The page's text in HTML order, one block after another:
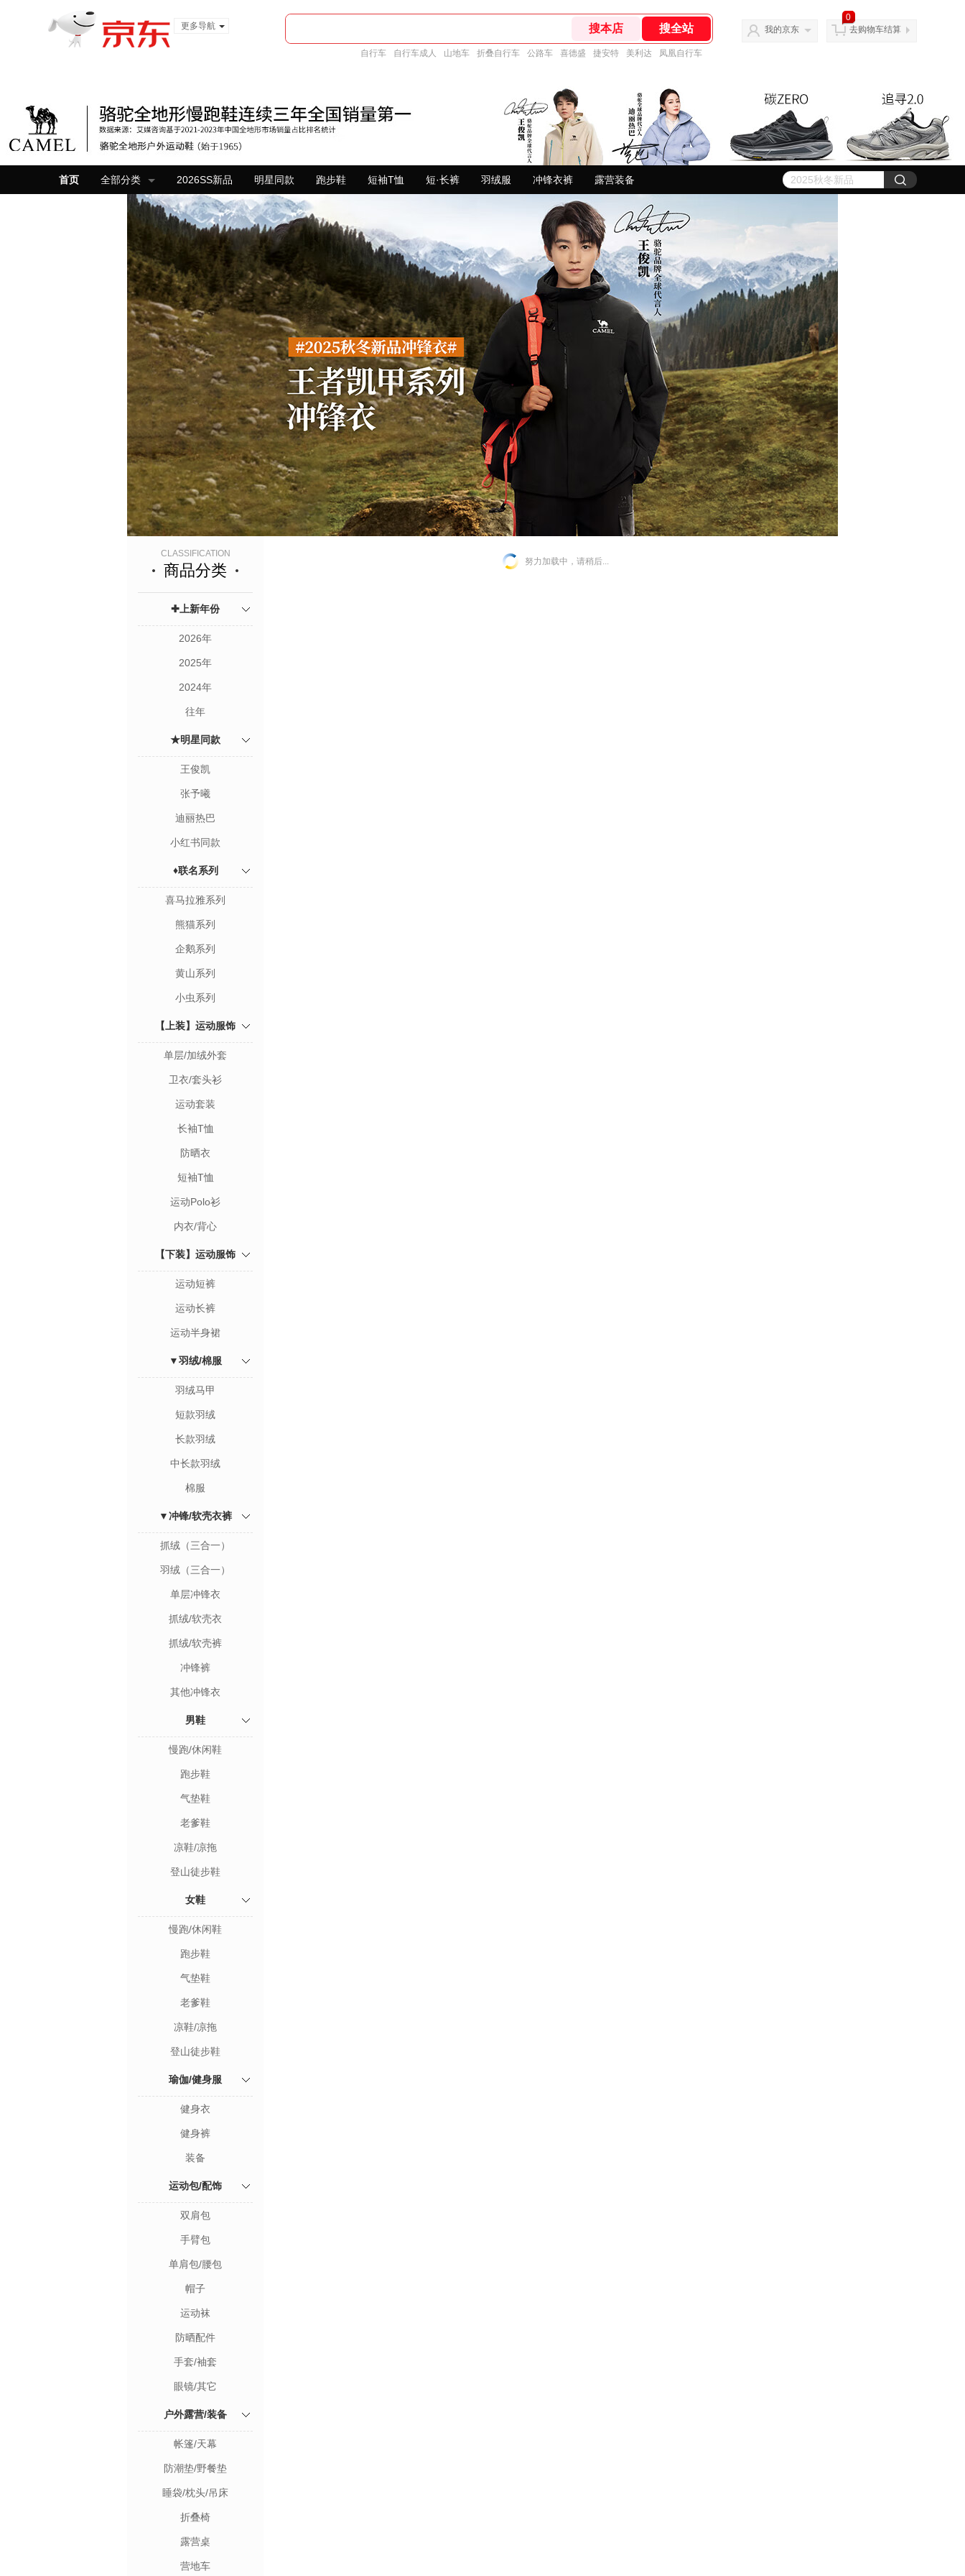
更多导航
自行车 自行车成人 山地车 折叠自行车 公路车 喜德盛 捷安特 美利达 凤凰自行车
我的京东
0
去购物车结算
首页 全部分类 2026SS新品 明星同款 跑步鞋 短袖T恤 短·长裤 羽绒服 冲锋衣裤 露营装备
CLASSIFICATION
商品分类
✚上新年份
2026年
2025年
2024年
往年
★明星同款
王俊凯
张予曦
迪丽热巴
小红书同款
♦联名系列
喜马拉雅系列
熊猫系列
企鹅系列
黄山系列
小虫系列
【上装】运动服饰
单层/加绒外套
卫衣/套头衫
运动套装
长袖T恤
防晒衣
短袖T恤
运动Polo衫
内衣/背心
【下装】运动服饰
运动短裤
运动长裤
运动半身裙
▼羽绒/棉服
羽绒马甲
短款羽绒
长款羽绒
中长款羽绒
棉服
▼冲锋/软壳衣裤
抓绒（三合一）
羽绒（三合一）
单层冲锋衣
抓绒/软壳衣
抓绒/软壳裤
冲锋裤
其他冲锋衣
男鞋
慢跑/休闲鞋
跑步鞋
气垫鞋
老爹鞋
凉鞋/凉拖
登山徒步鞋
女鞋
慢跑/休闲鞋
跑步鞋
气垫鞋
老爹鞋
凉鞋/凉拖
登山徒步鞋
瑜伽/健身服
健身衣
健身裤
装备
运动包/配饰
双肩包
手臂包
单肩包/腰包
帽子
运动袜
防晒配件
手套/袖套
眼镜/其它
户外露营/装备
帐篷/天幕
防潮垫/野餐垫
睡袋/枕头/吊床
折叠椅
露营桌
营地车
努力加载中，请稍后...